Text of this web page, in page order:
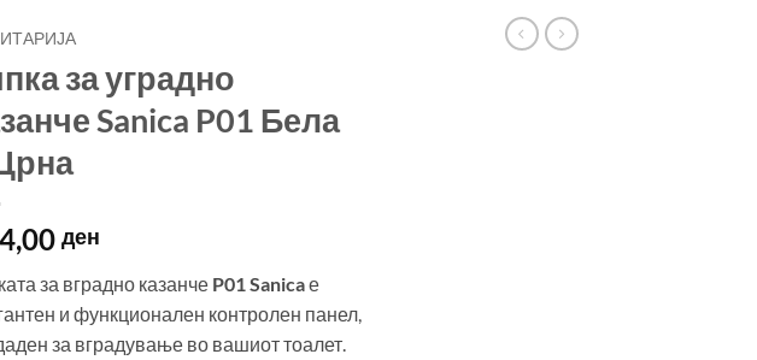
за уградно
Sanica P01 Бела
ден
за вградно казанче P01 Sanicaе
и функционален контролен панел,
за вградување во вашиот тоалет.